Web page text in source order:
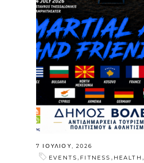
7 ΙΟΥΛΊΟΥ, 2026
EVENTS , FITNESS , HEALTH ,